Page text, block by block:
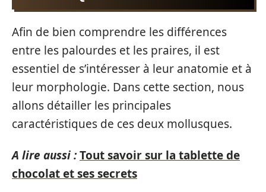
Afin de bien comprendre les différences
entre les palourdes et les praires, il est
essentiel de s’intéresser à leur anatomie et à
leur morphologie. Dans cette section, nous
allons détailler les principales
caractéristiques de ces deux mollusques.
A lire aussi :Tout savoir sur la tablette de
chocolat et ses secrets